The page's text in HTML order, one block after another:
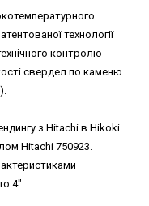
технології
контролю
свердел по каменю
з Hitachi в Hikoki
Hitachi 750923.
4".